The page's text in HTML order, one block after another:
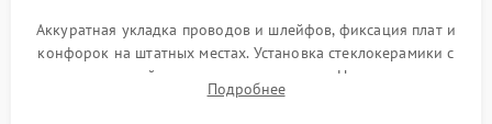
Аккуратная укладка проводов и шлейфов, фиксация плат и
конфорок на штатных местах. Установка стеклокерамики с
проверкой равномерности зазоров. Нанесение
термостойкого герметика или укладка уплотнительной
Подробнее